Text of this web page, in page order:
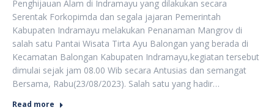
Penghijauan Alam di Indramayu yang dilakukan secara
Serentak Forkopimda dan segala jajaran Pemerintah
Kabupaten Indramayu melakukan Penanaman Mangrov di
salah satu Pantai Wisata Tirta Ayu Balongan yang berada di
Kecamatan Balongan Kabupaten Indramayu,kegiatan tersebut
dimulai sejak jam 08.00 Wib secara Antusias dan semangat
Bersama, Rabu(23/08/2023). Salah satu yang hadir…
Read more